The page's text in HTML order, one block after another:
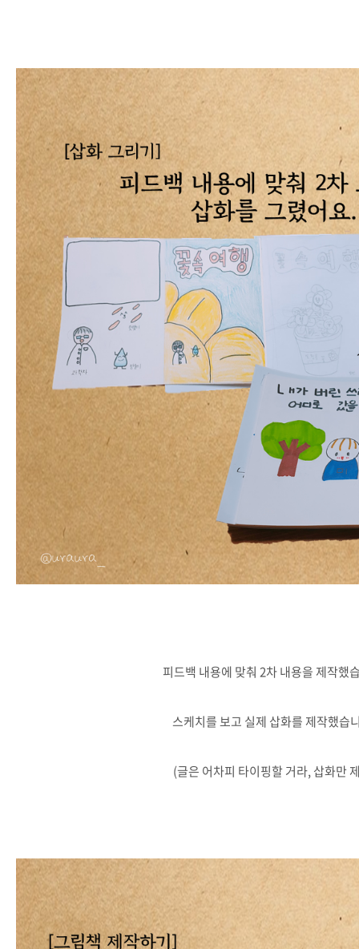
피드백 내용에 맞춰 2차 내용을 제작했
스케치를 보고 실제 삽화를 제작했습
(글은 어차피 타이핑할 거라, 삽화만